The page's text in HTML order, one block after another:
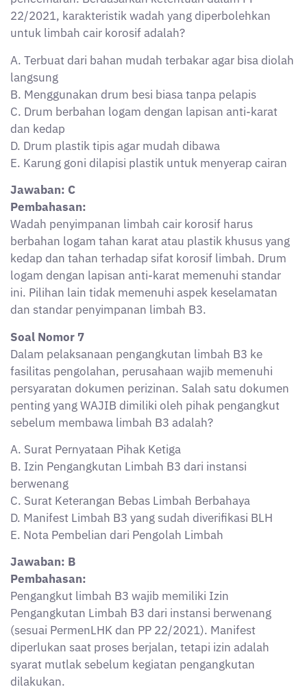
ini. Pilihan lain tidak memenuhi aspek keselamatan
dan standar penyimpanan limbah B3.
Soal Nomor 7
Dalam pelaksanaan pengangkutan limbah B3 ke
fasilitas pengolahan, perusahaan wajib memenuhi
persyaratan dokumen perizinan. Salah satu dokumen
penting yang WAJIB dimiliki oleh pihak pengangkut
sebelum membawa limbah B3 adalah?
A. Surat Pernyataan Pihak Ketiga
B. Izin Pengangkutan Limbah B3 dari instansi
berwenang
C. Surat Keterangan Bebas Limbah Berbahaya
D. Manifest Limbah B3 yang sudah diverifikasi BLH
E. Nota Pembelian dari Pengolah Limbah
Jawaban: B
Pembahasan:
Pengangkut limbah B3 wajib memiliki Izin
Pengangkutan Limbah B3 dari instansi berwenang
(sesuai PermenLHK dan PP 22/2021). Manifest
diperlukan saat proses berjalan, tetapi izin adalah
syarat mutlak sebelum kegiatan pengangkutan
dilakukan.
Soal Nomor 8
Perusahaan penghasil limbah B3 ingin memanfaatkan
limbahnya sebagai bahan bakar substitusi dalam
proses industri semen. Strategi ini dikenal dengan
istilah?
A. Solidifikasi limbah
B. Landfilling
C. Bioremediasi
D. Incineration
E. Co-processing
Jawaban: E
Pembahasan:
Co-processing adalah strategi pemanfaatan limbah B3
sebagai bahan bakar atau bahan baku alternatif di